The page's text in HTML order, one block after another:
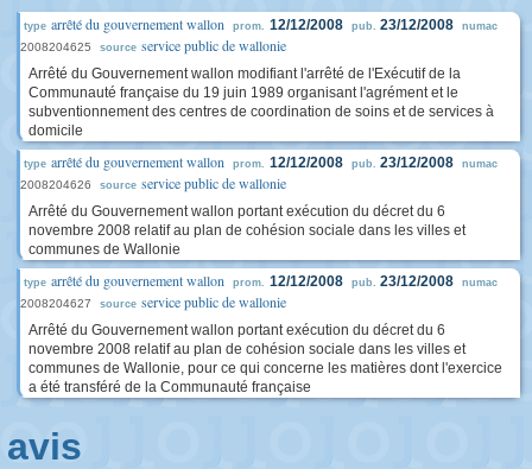
type arrêté du gouvernement wallon prom. 12/12/2008 pub. 23/12/2008 numac
2008204625 source service public de wallonie
Arrêté du Gouvernement wallon modifiant l'arrêté de l'Exécutif de la
Communauté française du 19 juin 1989 organisant l'agrément et le
subventionnement des centres de coordination de soins et de services à
domicile
type arrêté du gouvernement wallon prom. 12/12/2008 pub. 23/12/2008 numac
2008204626 source service public de wallonie
Arrêté du Gouvernement wallon portant exécution du décret du 6
novembre 2008 relatif au plan de cohésion sociale dans les villes et
communes de Wallonie
type arrêté du gouvernement wallon prom. 12/12/2008 pub. 23/12/2008 numac
2008204627 source service public de wallonie
Arrêté du Gouvernement wallon portant exécution du décret du 6
novembre 2008 relatif au plan de cohésion sociale dans les villes et
communes de Wallonie, pour ce qui concerne les matières dont l'exercice
a été transféré de la Communauté française
avis